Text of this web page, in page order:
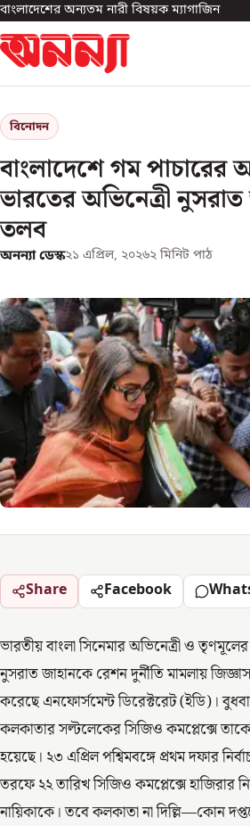
বাংলাদেশের অন্যতম নারী বিষয়ক ম্যাগাজিন
বিনোদন
বাংলাদেশে গম পাচারের
ভারতের অভিনেত্রী
তলব
অনন্যা ডেস্ক২১ এপ্রিল, ২০২৬২ মিনিট পাঠ
Share Facebook
ভারতীয় বাংলা সিনেমার অভিনেত্রী ও
নুসরাত জাহানকে রেশন দুর্নীতি মামলায়
করেছে এনফোর্সমেন্ট ডিরেক্টরেট (ইডি)।
কলকাতার সল্টলেকের সিজিও কমপ্লেক্সে
হয়েছে। ২৩ এপ্রিল পশ্বিমবঙ্গে প্রথম দফার
তরফে ২২ তারিখ সিজিও কমপ্লেক্সে হাজিরার
নায়িকাকে। তবে কলকাতা না দিল্লি—কোন